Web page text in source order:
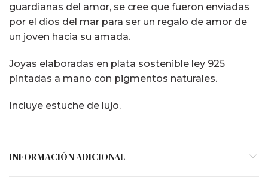
guardianas del amor, se cree que fueron enviadas
por el dios del mar para ser un regalo de amor de
un joven hacia su amada.
Joyas elaboradas en plata sostenible ley 925
pintadas a mano con pigmentos naturales.
Incluye estuche de lujo.
INFORMACIÓN ADICIONAL